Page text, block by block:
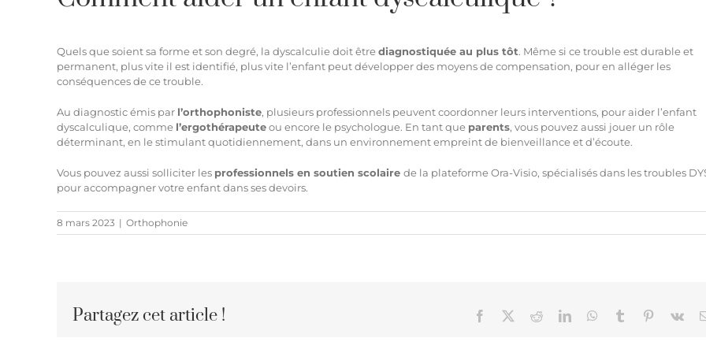
Quels que soient sa forme et son degré, la dyscalculiedoit êtrediagnostiquée au plus tôt. Même si ce trouble est durable et
permanent, plus vite il est identifié, plus vite l’enfant peut développer des moyens de compensation, pour en alléger les
conséquences de ce trouble.
Au diagnostic émis par l’orthophoniste, plusieurs professionnels peuvent coordonner leurs interventions, pour aider l’enfant
dyscalculique, comme l’ergothérapeuteou encore le psychologue. En tant que parents, vous pouvez aussi jouer un rôle
déterminant, en le stimulant quotidiennement, dans un environnement empreint de bienveillance et d’écoute.
Vous pouvez aussi solliciter les professionnels en soutien scolaire de la plateforme Ora-Visio, spécialisés dans les troubles
pour accompagner votre enfant dans ses devoirs.
8 mars 2023 | Orthophonie
Partagez cet article ! Facebook RedditLinkedInWhatsApp
Tumblr Pinterest
Vk